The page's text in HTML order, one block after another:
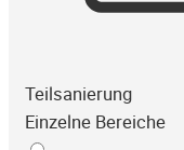
Teilsanierung
Einzelne Bereiche